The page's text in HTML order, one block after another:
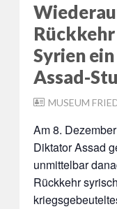
Syrien
Assad-
MUSEUM
Am 8.
Diktator Assad
unmittelbar
Rückkehr